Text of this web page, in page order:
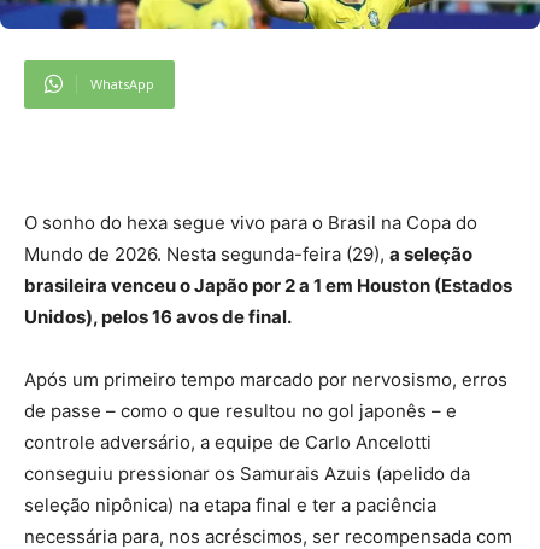
WhatsApp
O sonho do hexa segue vivo para o Brasil na Copa do
Mundo de 2026. Nesta segunda-feira (29), a seleção
brasileira venceu o Japão por 2 a 1 em Houston (Estados
Unidos), pelos 16 avos de final.
Após um primeiro tempo marcado por nervosismo, erros
de passe – como o que resultou no gol japonês – e
controle adversário, a equipe de Carlo Ancelotti
conseguiu pressionar os Samurais Azuis (apelido da
seleção nipônica) na etapa final e ter a paciência
necessária para, nos acréscimos, ser recompensada com